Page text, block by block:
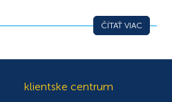
ČÍTAŤ VIAC
klientske centrum